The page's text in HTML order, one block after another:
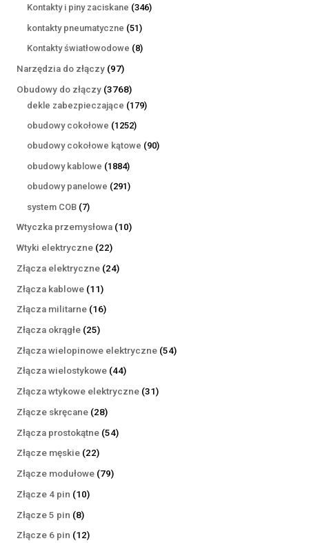
produktów
Kontakty i piny zaciskane 346346
kontakty pneumatyczne 5151
produktów
Kontakty światłowodowe 88
Narzędzia do złączy 9797
produktów
Obudowy do złączy 37683768
produktów
dekle zabezpieczające 179179
obudowy cokołowe 12521252
produkty
obudowy cokołowe kątowe 9090
obudowy kablowe 18841884
produkty
obudowy panelowe 291291
system COB 77
produktów
Wtyczka przemysłowa 1010
Wtyki elektryczne 2222
produkty
Złącza elektryczne 2424
Złącza kablowe 1111
produktów
Złącza militarne 1616
Złącza okrągłe 2525
produktów
Złącza wielopinowe elektryczne 5454
Złącza wielostykowe 4444
produkty
Złącza wtykowe elektryczne 3131
Złącze skręcane 2828
produktów
Złącza prostokątne 5454
Złącze męskie 2222
produkty
Złącze modułowe 7979
Złącze 4 pin 1010
Złącze 5 pin 88
produktów
Złącze 6 pin 1212